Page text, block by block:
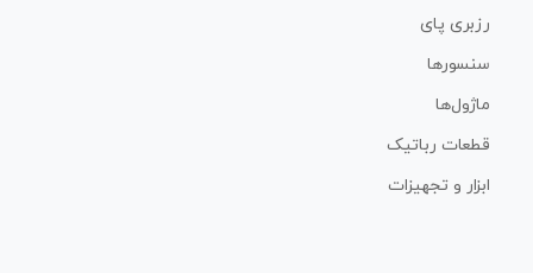
رزبری پای
سنسورها
ماژول‌ها
قطعات رباتیک
ابزار و تجهیزات